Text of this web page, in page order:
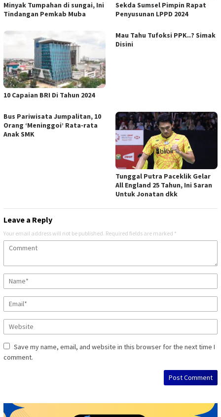
Minyak Tumpahan di sungai, Ini
Tindangan Pemkab Muba
Sekda Sumsel Pimpin Rapat
Penyusunan LPPD 2024
10 Capaian BRI Di Tahun 2024
Mau Tahu Tufoksi PPK..? Simak
Disini
Bus Pariwisata Jumpalitan, 10
Orang ‘Meninggoi’ Rata-rata
Anak SMK
Tunggal Putra Paceklik Gelar
All England 25 Tahun, Ini Saran
Untuk Jonatan dkk
Leave a Reply
Your email address will not be published. Required fields are marked *
Save my name, email, and website in this browser for the next time I
comment.